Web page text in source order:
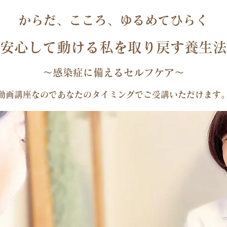
からだ、こころ、ゆるめてひらく
心して動ける私を取り戻す養生
～感染症に備えるセルフケア～
画講座なのであなたのタイミングでご受講いただけます